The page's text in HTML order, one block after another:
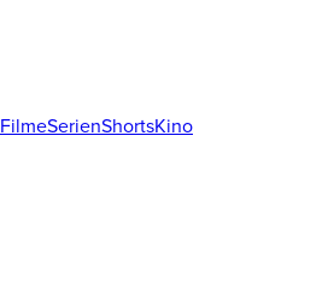
FilmeSerienShortsKino